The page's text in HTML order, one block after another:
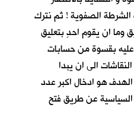
الصفوية ! ثم نترك
وما ان يقوم احدٍ بتعليق
بقسوة من حسابات
الى ان يبدا
هو ادخال اكبر عدد
عن طريق فتح